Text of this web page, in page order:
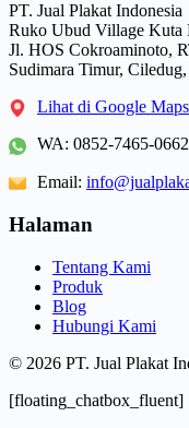
PT. Jual Plakat Indonesia
Ruko Ubud Village Kuta
Jl. HOS Cokroaminoto,
Sudimara Timur,
Lihat di Google Maps
WA: 0852-7465-0662
Email:
Halaman
Tentang Kami
Produk
Blog
Hubungi Kami
© 2026 PT. Jual Plakat
[floating_chatbox_fluent]